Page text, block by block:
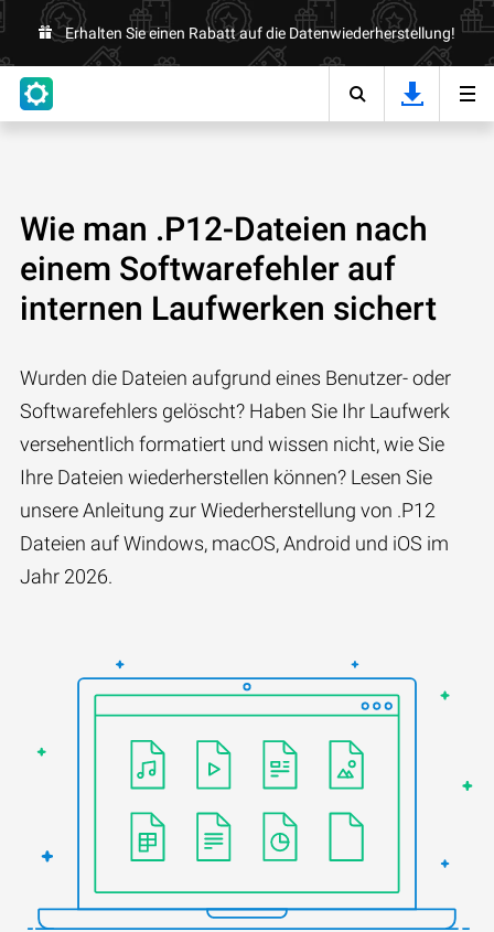
Erhalten Sie einen Rabatt auf die Datenwiederherstellung!
Wie man .P12-Dateien nach
einem Softwarefehler auf
internen Laufwerken sichert
Wurden die Dateien aufgrund eines Benutzer- oder
Softwarefehlers gelöscht? Haben Sie Ihr Laufwerk
versehentlich formatiert und wissen nicht, wie Sie
Ihre Dateien wiederherstellen können? Lesen Sie
unsere Anleitung zur Wiederherstellung von .P12
Dateien auf Windows, macOS, Android und iOS im
Jahr 2026.